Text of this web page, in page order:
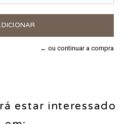
← ou continuar a compra
estar interessado